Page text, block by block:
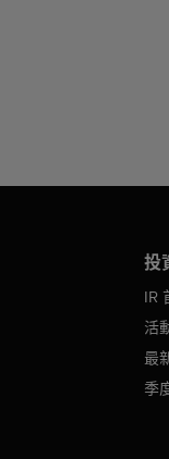
投
IR
活
最
季